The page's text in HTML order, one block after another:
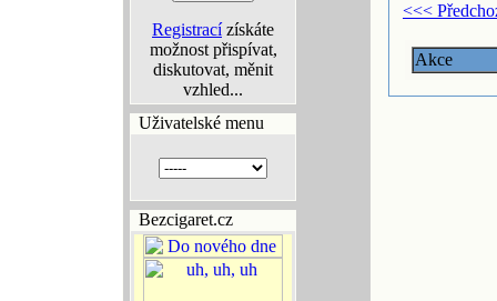
Registracízískáte
možnost přispívat,
diskutovat, měnit
vzhled...
Uživatelské menu
Bezcigaret.cz
<<<
Akce